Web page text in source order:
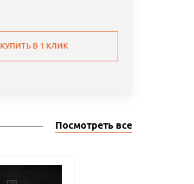
КУПИТЬ В 1 КЛИК
Посмотреть все